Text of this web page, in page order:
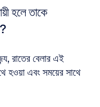
হলে তাকে
রাতের বেলার এই
হওয়া এবং সময়ের সাথে